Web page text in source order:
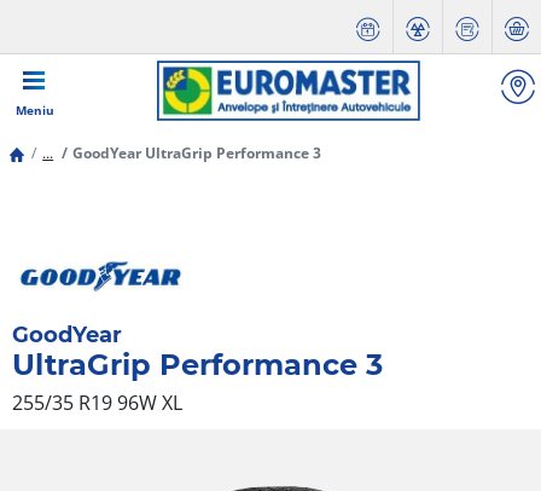
Meniu
... GoodYear UltraGrip Performance 3
GoodYear
UltraGrip Performance 3
255/35 R19 96WXL